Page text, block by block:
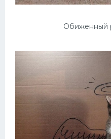
Обиженный